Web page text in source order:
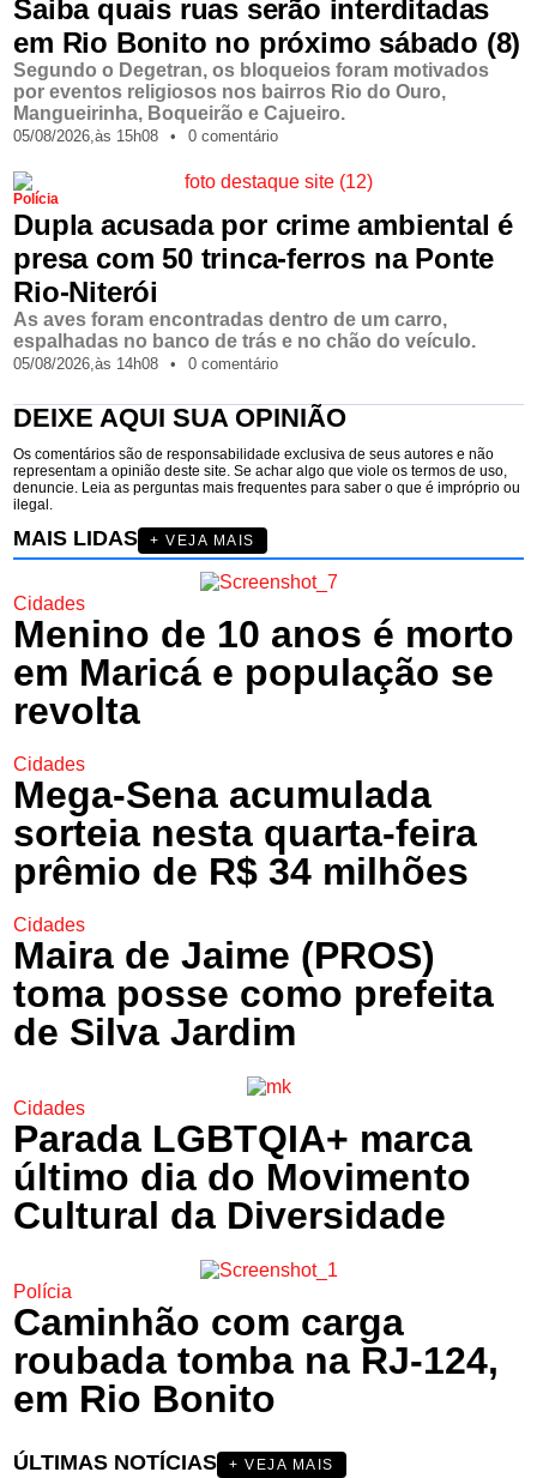
Saiba quais ruas serão interditadas
em Rio Bonito no próximo sábado (8)
Segundo o Degetran, os bloqueios foram motivados
por eventos religiosos nos bairros Rio do Ouro,
Mangueirinha, Boqueirão e Cajueiro.
05/08/2026,às 15h08 • 0 comentário
Polícia
Dupla acusada por crime ambiental é
presa com 50 trinca-ferros na Ponte
Rio-Niterói
As aves foram encontradas dentro de um carro,
espalhadas no banco de trás e no chão do veículo.
05/08/2026,às 14h08 • 0 comentário
DEIXE AQUI SUA OPINIÃO
Os comentários são de responsabilidade exclusiva de seus autores e não
representam a opinião deste site. Se achar algo que viole os termos de uso,
denuncie. Leia as perguntas mais frequentes para saber o que é impróprio ou
ilegal.
MAIS LIDAS + VEJA MAIS
Cidades
Menino de 10 anos é morto
em Maricá e população se
revolta
Cidades
Mega-Sena acumulada
sorteia nesta quarta-feira
prêmio de R$ 34 milhões
Cidades
Maira de Jaime (PROS)
toma posse como prefeita
de Silva Jardim
Cidades
Parada LGBTQIA+ marca
último dia do Movimento
Cultural da Diversidade
Polícia
Caminhão com carga
roubada tomba na RJ-124,
em Rio Bonito
ÚLTIMAS NOTÍCIAS
+ VEJA MAIS